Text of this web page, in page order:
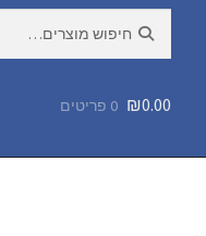
עבור:
₪0.00 0 פריטים